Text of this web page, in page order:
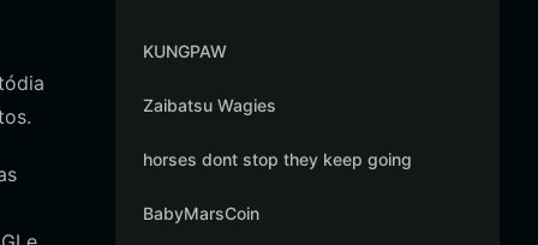
KUNGPAW
Zaibatsu Wagies
horses dont stop they keep going
BabyMarsCoin